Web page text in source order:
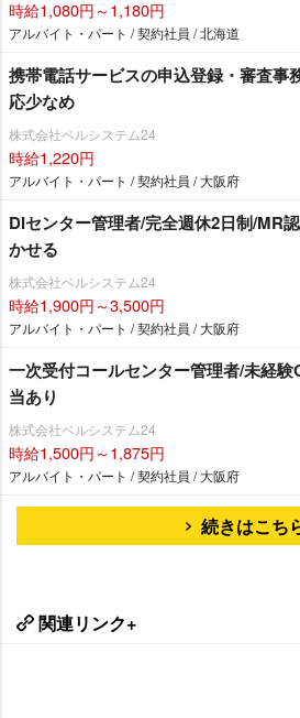
時給1,080円～1,180円
アルバイト・パート / 契約社員 / 北海道
携帯電話サービスの申込登録・審査事
応少なめ
株式会社ベルシステム24
時給1,220円
アルバイト・パート / 契約社員 / 大阪府
DIセンター管理者/完全週休2日制/MR
かせる
株式会社ベルシステム24
時給1,900円～3,500円
アルバイト・パート / 契約社員 / 大阪府
一次受付コールセンター管理者/未経
当あり
株式会社ベルシステム24
時給1,500円～1,875円
アルバイト・パート / 契約社員 / 大阪府
続きはこち
関連リンク+